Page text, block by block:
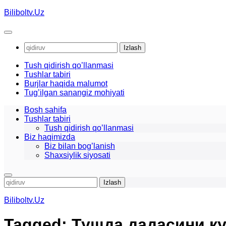
Skip
content
Biliboltv.Uz
Qidirshish:
Tush qidirish qo’llanmasi
Tushlar tabiri
Burjlar haqida malumot
Tug’ilgan sanangiz mohiyati
Bosh sahifa
Tushlar tabiri
Tush qidirish qo’llanmasi
Biz haqimizda
Biz bilan bog’lanish
Shaxsiylik siyosati
Qidirshish:
Biliboltv.Uz